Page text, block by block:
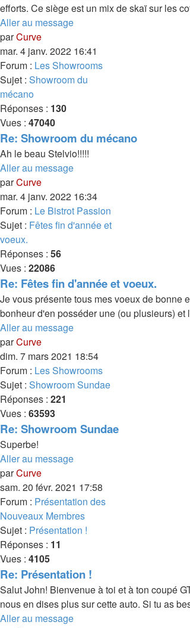
efforts. Ce siège est un mix de skaï sur les
Aller au message
parCurve
mar. 4 janv. 2022 16:41
Forum : Les Showrooms
Sujet : Showroom du
mécano
Réponses : 130
Vues : 47040
Re: Showroom du mécano
Ah le beau Stelvio!!!!!
Aller au message
parCurve
mar. 4 janv. 2022 16:34
Forum : Le Bistrot Passion
Sujet : Fêtes fin d'année et
voeux.
Réponses : 56
Vues : 22086
Re: Fêtes fin d'année et voeux.
Je vous présente tous mes voeux de bonne
bonheur d'en posséder une (ou plusieurs)
Aller au message
parCurve
dim. 7 mars 2021 18:54
Forum : Les Showrooms
Sujet : Showroom Sundae
Réponses : 221
Vues : 63593
Re: Showroom Sundae
Superbe!
Aller au message
parCurve
sam. 20 févr. 2021 17:58
Forum : Présentation des
Nouveaux Membres
Sujet : Présentation !
Réponses : 11
Vues : 4105
Re: Présentation !
Salut John! Bienvenue à toi et à ton coupé
nous en dises plus sur cette auto. Si tu as
Aller au message